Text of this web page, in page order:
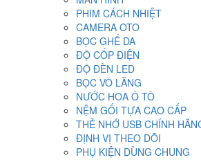
PHIM CÁCH NHIỆT
CAMERA OTO
BỌC GHẾ DA
ĐỘ CỐP ĐIỆN
ĐỘ ĐÈN LED
BỌC VÔ LĂNG
NƯỚC HOA Ô TÔ
NỆM GỐI TỰA CAO CẤP
THẺ NHỚ USB CHÍNH
ĐỊNH VỊ THEO DÕI
PHỤ KIỆN DÙNG CHUNG